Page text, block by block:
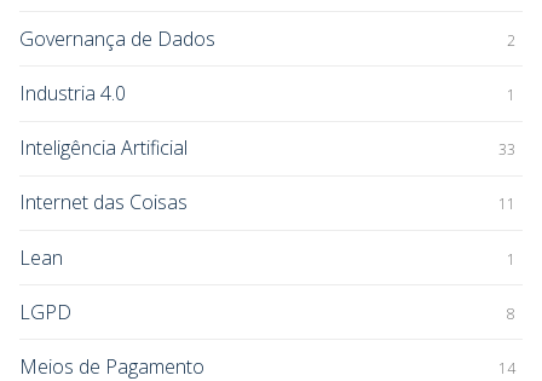
Governança de Dados 2
Industria 4.0 1
Inteligência Artificial 33
Internet das Coisas 11
Lean 1
LGPD 8
Meios de Pagamento 14